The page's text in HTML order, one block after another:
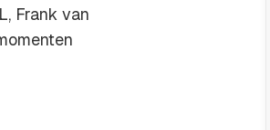
Frank van